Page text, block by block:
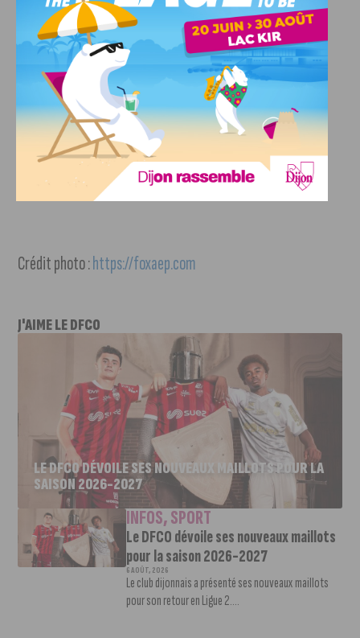
Crédit photo :https://foxaep.com
J'AIME LE DFCO
LE DFCO DÉVOILE SES NOUVEAUX MAILLOTS POUR LA
SAISON 2026-2027
INFOS,SPORT
Le DFCO dévoile ses nouveaux maillots
pour la saison 2026-2027
6 AOÛT, 2026
Le club dijonnais a présenté ses nouveaux maillots
pour son retour en Ligue 2....